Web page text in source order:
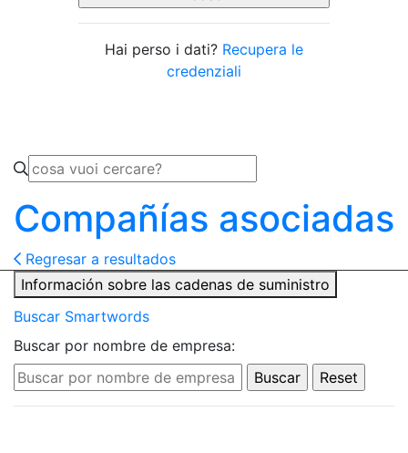
Hai perso i dati? Recupera le
credenziali
Compañías asociadas
Regresar a resultados
Información sobre las cadenas de suministro
Buscar Smartwords
Buscar por nombre de empresa: